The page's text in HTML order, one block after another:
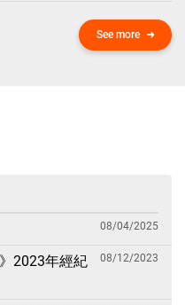
See more
08/04/2025
2023年經紀
08/12/2023